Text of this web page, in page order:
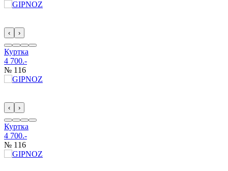
‹ ›
Куртка
4 700.-
№ 116
‹ ›
Куртка
4 700.-
№ 116